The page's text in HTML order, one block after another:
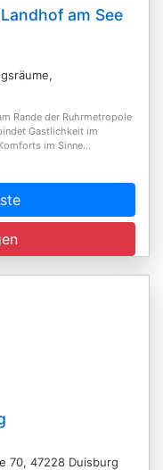
am See
Rande der Ruhrmetropole
Gastlichkeit im
im Sinne...
70, 47228 Duisburg